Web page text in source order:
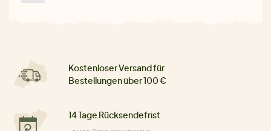
Kostenloser Versand für
Bestellungen über 100 €
14 Tage Rücksendefrist